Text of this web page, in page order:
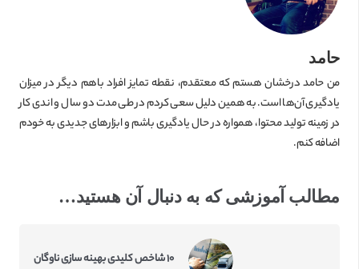
حامد
من حامد درخشان هستم که معتقدم، نقطه تمایز افراد باهم دیگر در میزان
یادگیری آن‌ها است. به همین دلیل سعی کردم در طی مدت دو سال و اندی کار
در زمینه تولید محتوا، همواره در حال یادگیری باشم و ابزارهای جدیدی به خودم
اضافه کنم.
مطالب آموزشی که به دنبال آن هستید…
۱۰ شاخص کلیدی بهینه سازی ناوگان